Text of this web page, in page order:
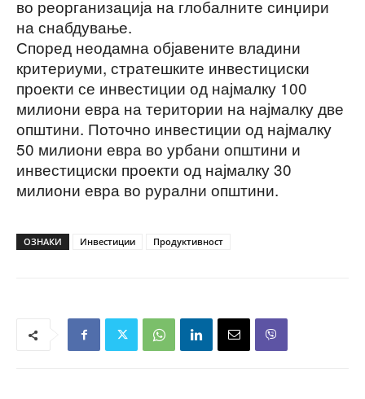
во реорганизација на глобалните синџири
на снабдување.
Според неодамна објавените владини
критериуми, стратешките инвестициски
проекти се инвестиции од најмалку 100
милиони евра на територии на најмалку две
општини. Поточно инвестиции од најмалку
50 милиони евра во урбани општини и
инвестициски проекти од најмалку 30
милиони евра во рурални општини.
ОЗНАКИ Инвестиции Продуктивност